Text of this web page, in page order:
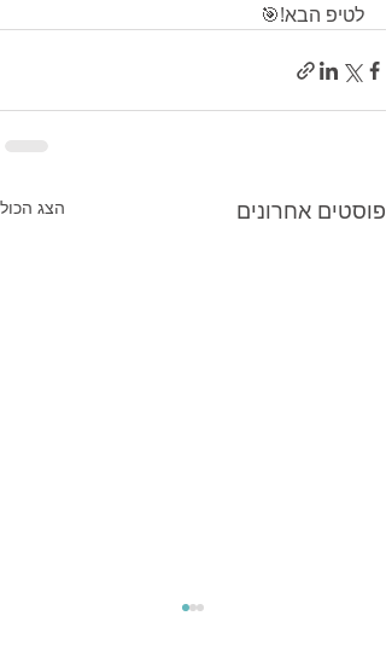
לטיפ הבא!🎯
פוסטים אחרונים הצג הכול